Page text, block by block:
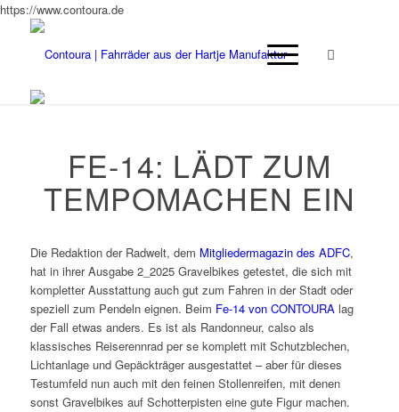
https://www.contoura.de
FE-14: LÄDT ZUM
TEMPOMACHEN EIN
Die Redaktion der Radwelt, dem Mitgliedermagazin des ADFC,
hat in ihrer Ausgabe 2_2025 Gravelbikes getestet, die sich mit
kompletter Ausstattung auch gut zum Fahren in der Stadt oder
speziell zum Pendeln eignen. Beim Fe-14 von CONTOURAlag
der Fall etwas anders. Es ist als Randonneur, calso als
klassisches Reiserennrad per se komplett mit Schutzblechen,
Lichtanlage und Gepäckträger ausgestattet – aber für dieses
Testumfeld nun auch mit den feinen Stollenreifen, mit denen
sonst Gravelbikes auf Schotterpisten eine gute Figur machen.